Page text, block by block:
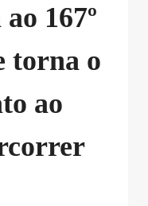
167º
torna o
ao